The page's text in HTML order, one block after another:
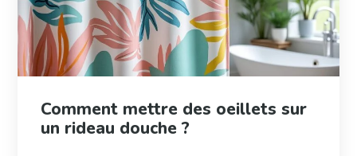
Comment mettre des oeillets sur
un rideau douche ?